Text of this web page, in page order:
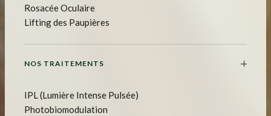
Rosacée Oculaire
Lifting des Paupières
NOS TRAITEMENTS
IPL (Lumière Intense Pulsée)
Photobiomodulation